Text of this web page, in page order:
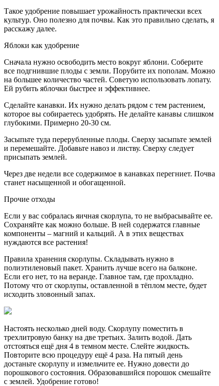
Такое удобрение повышает урожайность практически всех
культур. Оно полезно для почвы. Как это правильно сделать, я
расскажу далее.
Яблоки как удобрение
Сначала нужно освободить место вокруг яблони. Соберите
все подгнившие плоды с земли. Порубите их пополам. Можно
на большее количество частей. Советую использовать лопату.
Ей рубить яблочки быстрее и эффективнее.
Сделайте канавки. Их нужно делать рядом с тем растением,
которое вы собираетесь удобрять. Не делайте канавы слишком
глубокими. Примерно 20-30 см.
Засыпьте туда перерубленные плоды. Сверху засыпьте землей
и перемешайте. Добавьте навоз и листву. Сверху следует
присыпать землей.
Через две недели все содержимое в канавках перегниет. Почва
станет насыщенной и обогащенной.
Прочие отходы
Если у вас собралась яичная скорлупа, то не выбрасывайте ее.
Сохраняйте как можно больше. В ней содержатся главные
компоненты – магний и кальций. А в этих веществах
нуждаются все растения!
Правила хранения скорлупы. Складывать нужно в
полиэтиленовый пакет. Хранить лучше всего на балконе.
Если его нет, то на веранде. Главное там, где прохладно.
Потому что от скорлупы, оставленной в тёплом месте, будет
исходить зловонный запах.
Настоять несколько дней воду. Скорлупу поместить в
трехлитровую банку на две третьих. Залить водой. Дать
отстояться ещё дня 4 в темном месте. Слейте жидкость.
Повторите всю процедуру ещё 4 раза. На пятый день
достаньте скорлупу и измельчите ее. Нужно довести до
порошкового состояния. Образовавшийся порошок смешайте
с землей. Удобрение готово!